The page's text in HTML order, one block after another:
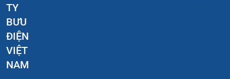
TY
BƯU
ĐIỆN
VIỆT
NAM